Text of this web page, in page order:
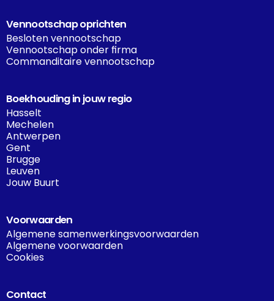
Vennootschap oprichten
Besloten vennootschap
Vennootschap onder firma
Commanditaire vennootschap
Boekhouding in jouw regio
Hasselt
Mechelen
Antwerpen
Gent
Brugge
Leuven
Jouw Buurt
Voorwaarden
Algemene samenwerkingsvoorwaarden
Algemene voorwaarden
Cookies
Contact